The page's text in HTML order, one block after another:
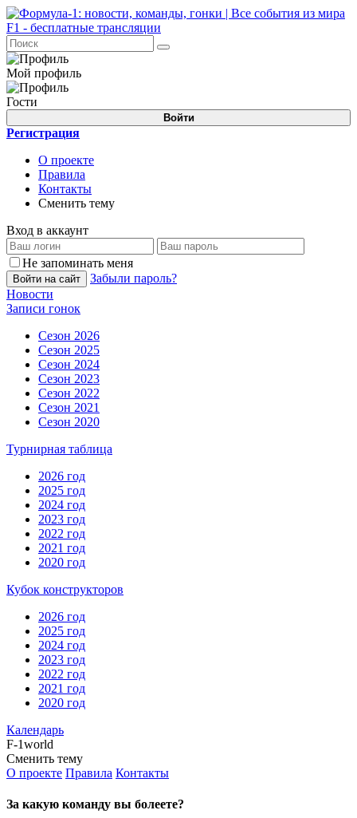
Мой профиль
Гости
Войти
Регистрация
О проекте
Правила
Контакты
Сменить тему
Вход в аккаунт
Не запоминать меня
Войти на сайт
Забыли пароль?
Новости
Записи гонок
Сезон 2026
Сезон 2025
Сезон 2024
Сезон 2023
Сезон 2022
Сезон 2021
Сезон 2020
Турнирная таблица
2026 год
2025 год
2024 год
2023 год
2022 год
2021 год
2020 год
Кубок конструкторов
2026 год
2025 год
2024 год
2023 год
2022 год
2021 год
2020 год
Календарь
F-1world
Сменить тему
О проекте Правила Контакты
За какую команду вы болеете?